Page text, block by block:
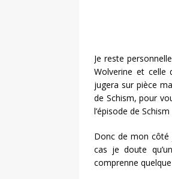
Je reste
Wolverine et celle
jugera sur pièce
de Schism, pour
l’épisode de
Donc de mon côté
cas je doute
comprenne